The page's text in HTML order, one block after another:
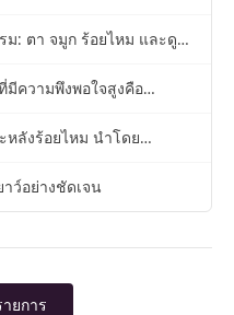
ม: ตา จมูก ร้อยไหม และดูด
ความพึงพอใจสูงคือ
หลังร้อยไหม นำโดย
ว์อย่างชัดเจน
ยการ